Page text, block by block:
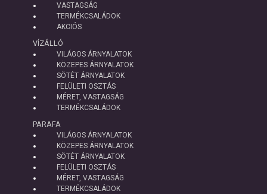
VASTAGSÁG
TERMÉKCSALÁDOK
AKCIÓS
VÍZÁLLÓ
VILÁGOS ÁRNYALATOK
KÖZEPES ÁRNYALATOK
SÖTÉT ÁRNYALATOK
FELÜLETI OSZTÁS
MÉRET, VASTAGSÁG
TERMÉKCSALÁDOK
PARAFA
VILÁGOS ÁRNYALATOK
KÖZEPES ÁRNYALATOK
SÖTÉT ÁRNYALATOK
FELÜLETI OSZTÁS
MÉRET, VASTAGSÁG
TERMÉKCSALÁDOK